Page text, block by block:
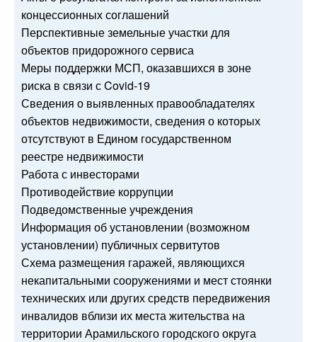
концессионных соглашений
Перспективные земельные участки для
объектов придорожного сервиса
Меры поддержки МСП, оказавшихся в зоне
риска в связи с Covid-19
Сведения о выявленных правообладателях
объектов недвижимости, сведения о которых
отсутствуют в Едином государственном
реестре недвижимости
Работа с инвесторами
Противодействие коррупции
Подведомственные учреждения
Информация об установлении (возможном
установлении) публичных сервитутов
Схема размещения гаражей, являющихся
некапитальными сооружениями и мест стоянки
технических или других средств передвижения
инвалидов вблизи их места жительства на
территории Арамильского городского округа